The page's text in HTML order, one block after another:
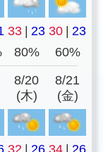
33 | 23 30 | 23
80% 60%
8/20
(木)
8/21
(金)
32 | 26 34 | 26